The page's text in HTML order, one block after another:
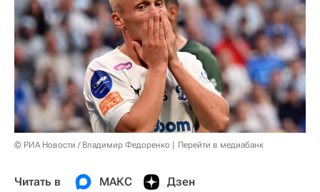
© РИА Новости / Владимир Федоренко Перейти в медиабанк
Читать в МАКС Дзен